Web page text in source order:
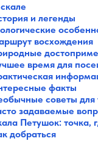
и легенды
восхождения
время для
факты
советы для
задаваемые
Петушок: точка,
добраться